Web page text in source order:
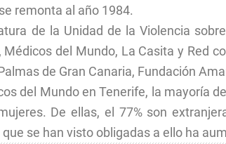
remonta al año 1984.
de la Unidad de la Violencia
del Mundo, La Casita y Red
de Gran Canaria, Fundación
del Mundo en Tenerife, la mayoría
De ellas, el 77% son
se han visto obligadas a ello ha